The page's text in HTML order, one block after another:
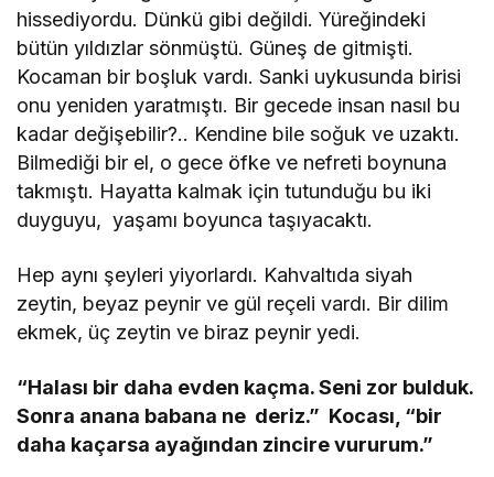
hissediyordu. Dünkü gibi değildi. Yüreğindeki
bütün yıldızlar sönmüştü. Güneş de gitmişti.
Kocaman bir boşluk vardı. Sanki uykusunda birisi
onu yeniden yaratmıştı. Bir gecede insan nasıl bu
kadar değişebilir?.. Kendine bile soğuk ve uzaktı.
Bilmediği bir el, o gece öfke ve nefreti boynuna
takmıştı. Hayatta kalmak için tutunduğu bu iki
duyguyu, yaşamı boyunca taşıyacaktı.
Hep aynı şeyleri yiyorlardı. Kahvaltıda siyah
zeytin, beyaz peynir ve gül reçeli vardı. Bir dilim
ekmek, üç zeytin ve biraz peynir yedi.
“Halası bir daha evden kaçma. Seni zor bulduk.
Sonra anana babana ne deriz.” Kocası, “bir
daha kaçarsa ayağından zincire vururum.”